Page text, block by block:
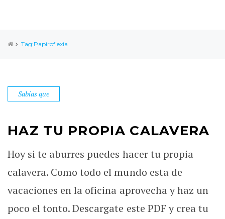
Tag:Papiroflexia
Sabías que
HAZ TU PROPIA CALAVERA
Hoy si te aburres puedes hacer tu propia
calavera. Como todo el mundo esta de
vacaciones en la oficina aprovecha y haz un
poco el tonto. Descargate este PDF y crea tu